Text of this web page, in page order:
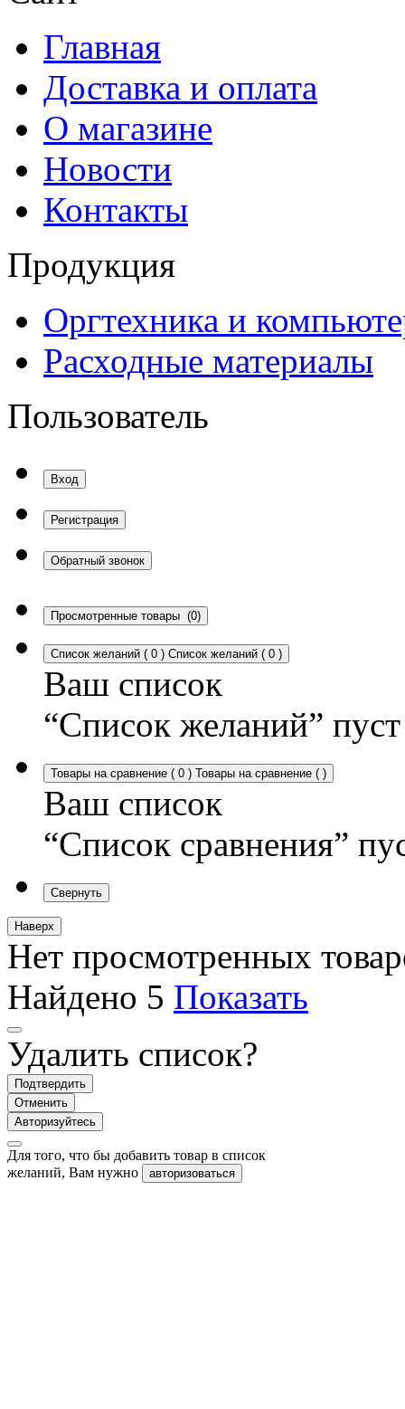
Главная
Доставка и оплата
О магазине
Новости
Контакты
Продукция
Оргтехника и
Расходные материалы
Пользователь
Вход
Регистрация
Обратный звонок
Просмотренные товары (0)
Список желаний ( 0 ) Список желаний ( 0 )
Ваш список
“Список желаний” пуст
Товары на сравнение ( 0 ) Товары на сравнение ( )
Ваш список
“Список сравнения”
Свернуть
Наверх
Нет просмотренных
Найдено 5 Показать
Удалить список?
Подтвердить
Отменить
Авторизуйтесь
Для того, что бы добавить товар в список
желаний, Вам нужно
авторизоваться